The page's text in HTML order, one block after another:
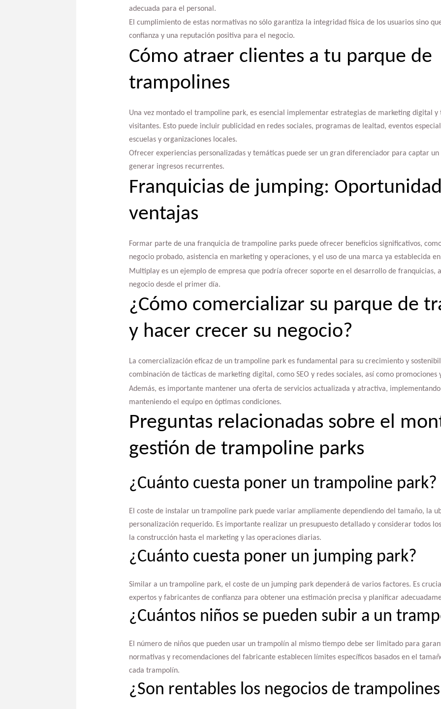
adecuada para el personal.
El cumplimiento de estas normativas no sólo garantiza la integridad física de los usuarios sino
confianza y una reputación positiva para el negocio.
Cómo atraer clientes a tu parque de
trampolines
Una vez montado el trampoline park, es esencial implementar estrategias de marketing digital
visitantes. Esto puede incluir publicidad en redes sociales, programas de lealtad, eventos
escuelas y organizaciones locales.
Ofrecer experiencias personalizadas y temáticas puede ser un gran diferenciador para captar
generar ingresos recurrentes.
Franquicias de jumping:
ventajas
Formar parte de una franquicia de trampoline parks puede ofrecer beneficios significativos,
negocio probado, asistencia en marketing y operaciones, y el uso de una marca ya establecida
Multiplay es un ejemplo de empresa que podría ofrecer soporte en el desarrollo de franquicias,
negocio desde el primer día.
¿Cómo comercializar su parque de
y hacer crecer su negocio?
La comercialización eficaz de un trampoline park es fundamental para su crecimiento y
combinación de tácticas de marketing digital, como SEO y redes sociales, así como promociones
Además, es importante mantener una oferta de servicios actualizada y atractiva,
manteniendo el equipo en óptimas condiciones.
Preguntas relacionadas sobre el
gestión de trampoline parks
¿Cuánto cuesta poner un trampoline park?
El coste de instalar un trampoline park puede variar ampliamente dependiendo del tamaño, la
personalización requerido. Es importante realizar un presupuesto detallado y considerar todos
la construcción hasta el marketing y las operaciones diarias.
¿Cuánto cuesta poner un jumping park?
Similar a un trampoline park, el coste de un jumping park dependerá de varios factores. Es
expertos y fabricantes de confianza para obtener una estimación precisa y planificar
¿Cuántos niños se pueden subir a un
El número de niños que pueden usar un trampolín al mismo tiempo debe ser limitado para
normativas y recomendaciones del fabricante establecen límites específicos basados en el
cada trampolín.
¿Son rentables los negocios de